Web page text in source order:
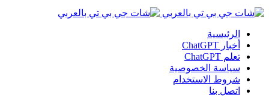
الرئيسية
أخبار ChatGPT
تعلم ChatGPT
سياسة الخصوصية
شروط الاستخدام
اتصل بنا